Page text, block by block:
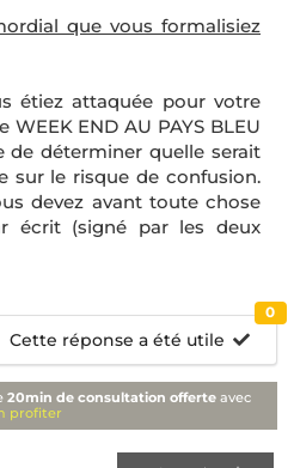
que vous formalisiez
étiez attaquée pour votre
END AU PAYS BLEU
de déterminer quelle serait
sur le risque de confusion.
devez avant toute chose
écrit (signé par les deux
Cette réponse a été utile
0
20min de consultation offerte avec
profiter